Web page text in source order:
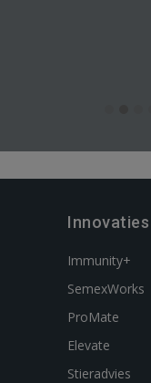
Innovaties
Immunity+
SemexWorks
ProMate
Elevate
Stieradvies